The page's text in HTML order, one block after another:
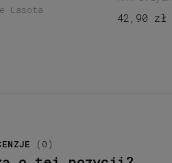
Lasota
42,90 zł
( 0 )